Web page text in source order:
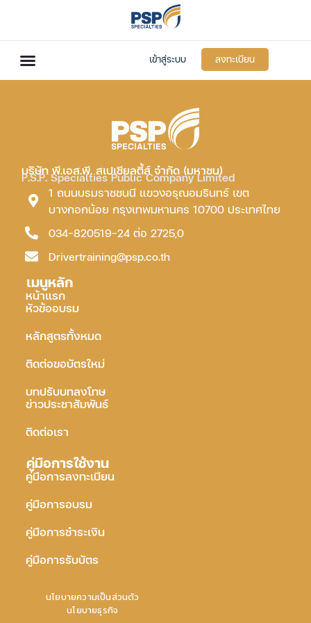
เข้าสู่ระบบ ลงทะเบียน
บริษัท พี.เอส.พี. สเปเชียลตี้ส์ จำกัด (มหาชน)
P.S.P. Specialties Public Company Limited
1 ถนนบรมราชชนนี แขวงอรุณอมรินทร์ เขต
บางกอกน้อย กรุงเทพมหานคร 10700 ประเทศไทย
034-820519-24 ต่อ 2725,0
Drivertraining@psp.co.th
เมนูหลัก
หน้าแรก
หัวข้ออบรม
หลักสูตรทั้งหมด
ติดต่อขอบัตรใหม่
บทปรับบทลงโทษ
ข่าวประชาสัมพันธ์
ติดต่อเรา
คู่มือการใช้งาน
คู่มือการลงทะเบียน
คู่มือการอบรม
คู่มือการชำระเงิน
คู่มือการรับบัตร
นโยบายความเป็นส่วนตัว
นโยบายธุรกิจ